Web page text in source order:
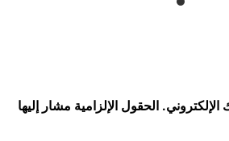
الحقول الإلزامية مشار إليها